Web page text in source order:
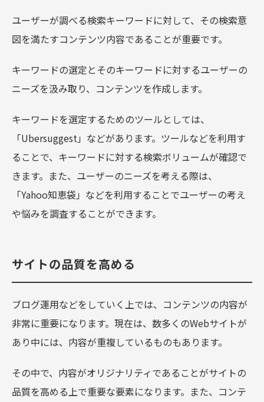
ユーザーが調べる検索キーワードに対して、その検索意
図を満たすコンテンツ内容であることが重要です。
キーワードの選定とそのキーワードに対するユーザーの
ニーズを汲み取り、コンテンツを作成します。
キーワードを選定するためのツールとしては、
「Ubersuggest」などがあります。ツールなどを利用す
ることで、キーワードに対する検索ボリュームが確認で
きます。また、ユーザーのニーズを考える際は、
「Yahoo知恵袋」などを利用することでユーザーの考え
や悩みを調査することができます。
サイトの品質を高める
ブログ運用などをしていく上では、コンテンツの内容が
非常に重要になります。現在は、数多くのWebサイトが
あり中には、内容が重複しているものもあります。
その中で、内容がオリジナリティであることがサイトの
品質を高める上で重要な要素になります。また、コンテ